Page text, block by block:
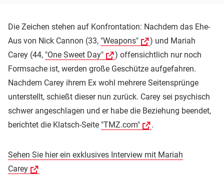
Die Zeichen stehen auf Konfrontation: Nachdem das Ehe-
Aus von Nick Cannon (33, "Weapons"
) und Mariah
Carey (44, "One Sweet Day"
) offensichtlich nur noch
Formsache ist, werden große Geschütze aufgefahren.
Nachdem Carey ihrem Ex wohl mehrere Seitensprünge
unterstellt, schießt dieser nun zurück. Carey sei psychisch
schwer angeschlagen und er habe die Beziehung beendet,
berichtet die Klatsch-Seite "TMZ.com" .
Sehen Sie hier ein exklusives Interview mit Mariah
Carey